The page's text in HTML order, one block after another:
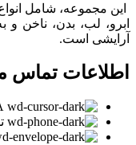
این مجموعه، شامل
ابرو، لب، بدن، ناخن
آرایشی است.
اطلاعات تماس